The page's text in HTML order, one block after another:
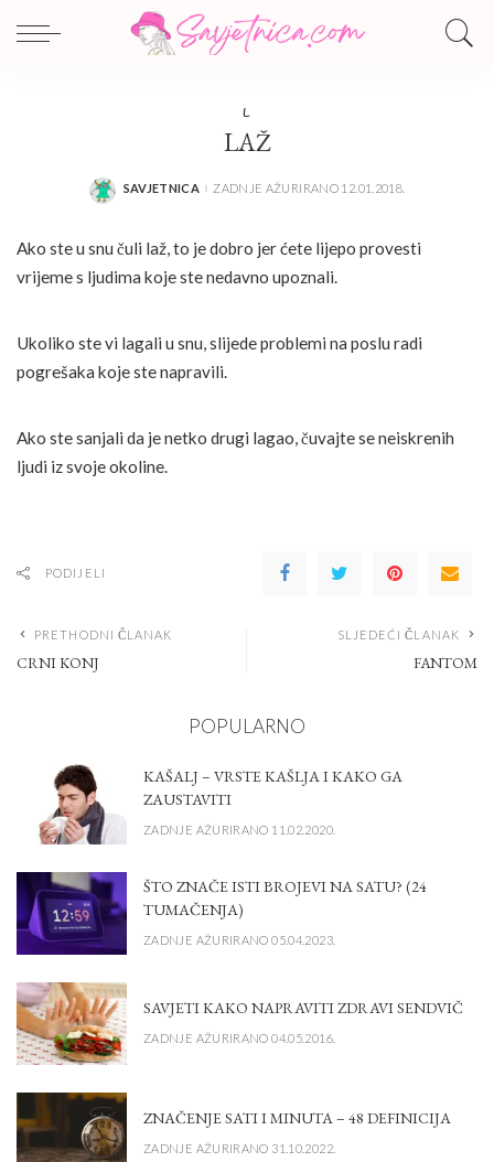
L
LAŽ
POSTED
SAVJETNICA ZADNJE AŽURIRANO 12.01.2018.
Ako ste u snu čuli laž, to je dobro jer ćete lijepo provesti
vrijeme s ljudima koje ste nedavno upoznali.
Ukoliko ste vi lagali u snu, slijede problemi na poslu radi
pogrešaka koje ste napravili.
Ako ste sanjali da je netko drugi lagao, čuvajte se neiskrenih
ljudi iz svoje okoline.
PODIJELI
PRETHODNI ČLANAK
CRNI KONJ
SLJEDEĆI ČLANAK
FANTOM
POPULARNO
KAŠALJ – VRSTE KAŠLJA I KAKO GA
ZAUSTAVITI
ZADNJE AŽURIRANO 11.02.2020.
ŠTO ZNAČE ISTI BROJEVI NA SATU? (24
TUMAČENJA)
ZADNJE AŽURIRANO 05.04.2023.
SAVJETI KAKO NAPRAVITI ZDRAVI SENDVIČ
ZADNJE AŽURIRANO 04.05.2016.
ZNAČENJE SATI I MINUTA – 48 DEFINICIJA
ZADNJE AŽURIRANO 31.10.2022.